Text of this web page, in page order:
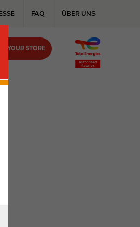
FAQ ÜBER UNS
YOUR STORE